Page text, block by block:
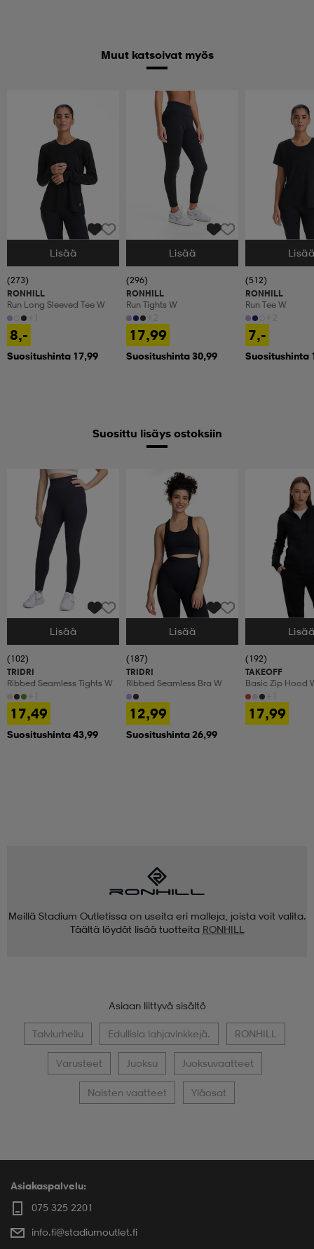
Muut katsoivat myös
Valitse Koko
Lisää
(273)
RONHILL
Run Long Sleeved Tee W
8,-
Suositushinta 17,99
Valitse Koko
Lisää
(296)
RONHILL
Run Tights W
17,99
Suositushinta 30,99
Valitse Koko
(512)
RONHILL
Run Tee W
7,-
Suositushinta
Suosittu lisäys ostoksiin
Valitse Koko
Lisää
(102)
TRIDRI
Ribbed Seamless Tights W
17,49
Suositushinta 43,99
Valitse Koko
Lisää
(187)
TRIDRI
Ribbed Seamless Bra W
12,99
Suositushinta 26,99
Valitse Koko
(192)
TAKEOFF
Basic Zip Hood
17,99
Meillä Stadium Outletissa on useita eri malleja, joista voit valita.
Täältä löydät lisää tuotteita RONHILL
Asiaan liittyvä sisältö
Talviurheilu Edullisia lahjavinkkejä. RONHILL
Varusteet Juoksu Juoksuvaatteet
Naisten vaatteet Yläosat
Asiakaspalvelu:
075 325 2201
info.fi@stadiumoutlet.fi